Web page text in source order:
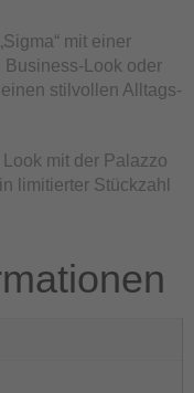
mit einer
Look oder
stilvollen Alltags-
mit der Palazzo
limitierter Stückzahl